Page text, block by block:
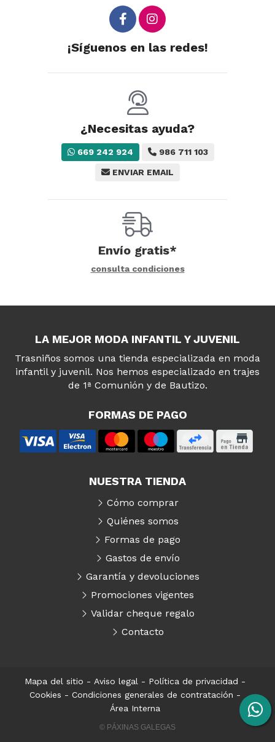
¡Síguenos en las redes!
¿Necesitas ayuda?
669 242 924 986 711 103
ENVIAR EMAIL
Envío gratis*
consulta condiciones
LA MEJOR MODA INFANTIL Y JUVENIL
Trasniños somos una tienda especializada en moda
infantil y juvenil. Nos hemos especializado en trajes
de 1ª Comunión y de Bautizo.
FORMAS DE PAGO
NUESTRA TIENDA
Cómo comprar
Quiénes somos
Formas de pago
Gastos de envío
Garantía y devoluciones
Promociones vigentes
Validar cheque regalo
Contacto
Mapa del sitio - Aviso legal - Política de privacidad -
Cookies - Condiciones generales de contratación -
Área Interna
© PÁXINAS GALEGAS